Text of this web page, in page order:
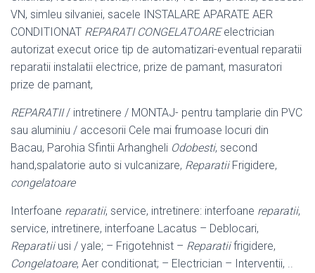
VN, simleu silvaniei, sacele INSTALARE APARATE AER
CONDITIONAT REPARATI CONGELATOAREelectrician
autorizat execut orice tip de automatizari-eventual reparatii
reparatii instalatii electrice, prize de pamant, masuratori
prize de pamant,
REPARATII/ intretinere / MONTAJ- pentru tamplarie din PVC
sau aluminiu / accesorii Cele mai frumoase locuri din
Bacau, Parohia Sfintii Arhangheli Odobesti, second
hand,spalatorie auto si vulcanizare, ReparatiiFrigidere,
congelatoare
Interfoane reparatii, service, intretinere: interfoane reparatii,
service, intretinere, interfoane Lacatus – Deblocari,
Reparatiiusi / yale; – Frigotehnist – Reparatiifrigidere,
Congelatoare, Aer conditionat; – Electrician – Interventii, ..